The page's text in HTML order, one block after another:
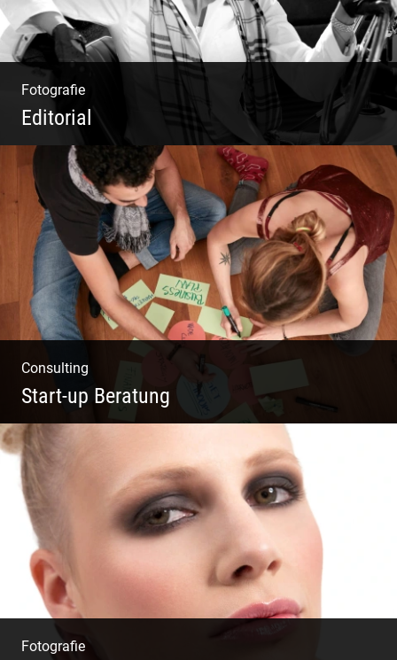
Fotografie
Editorial
Klassische Editorials
Consulting
Start-up Beratung
Du beginnst Dein Eigenes zu erschaffen und
weißt nicht, wo du beginnen sollst?
Fotografie